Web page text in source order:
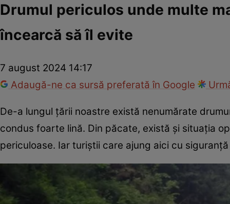
Drumul periculos unde multe
încearcă să îl evite
7 august 2024 14:17
Adaugă-ne ca sursă preferată în Google
De-a lungul țării noastre există nenumărate
condus foarte lină. Din păcate, există și situația
periculoase. Iar turiștii care ajung aici cu